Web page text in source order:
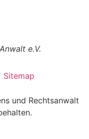
e.V.
Sitemap
und Rechtsanwalt